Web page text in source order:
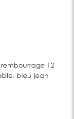
12
bleu jean